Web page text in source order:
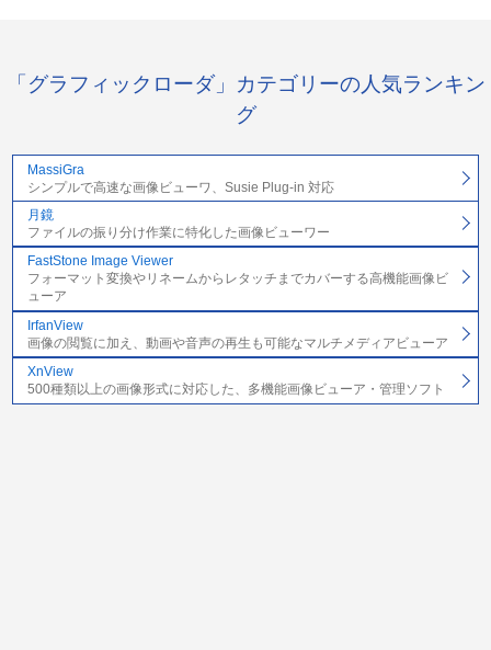
「グラフィックローダ」カテゴリーの人気ランキン
グ
MassiGra
シンプルで高速な画像ビューワ、Susie Plug-in 対応
月鏡
ファイルの振り分け作業に特化した画像ビューワー
FastStone Image Viewer
フォーマット変換やリネームからレタッチまでカバーする高機能画像ビ
ューア
IrfanView
画像の閲覧に加え、動画や音声の再生も可能なマルチメディアビューア
XnView
500種類以上の画像形式に対応した、多機能画像ビューア・管理ソフト